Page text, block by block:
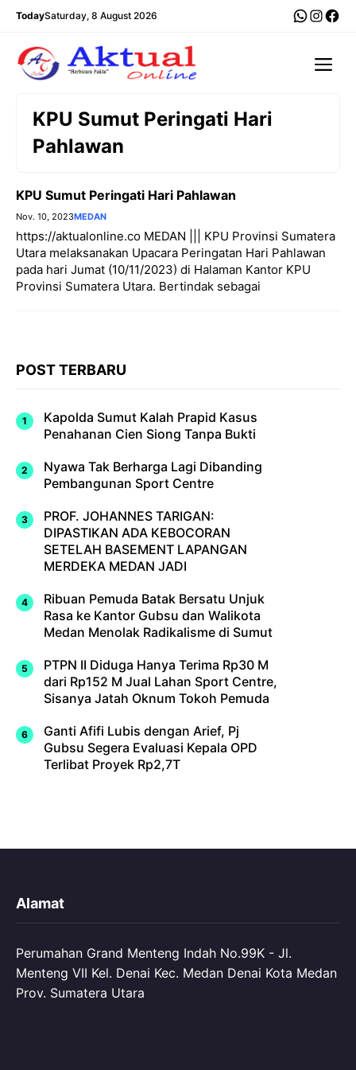
Langsung
TodaySaturday, 8 August 2026
KPU Sumut Peringati Hari
Pahlawan
KPU Sumut Peringati Hari Pahlawan
Nov. 10, 2023MEDAN
https://aktualonline.co MEDAN ||| KPU Provinsi Sumatera
Utara melaksanakan Upacara Peringatan Hari Pahlawan
pada hari Jumat (10/11/2023) di Halaman Kantor KPU
Provinsi Sumatera Utara. Bertindak sebagai
POST TERBARU
Kapolda Sumut Kalah Prapid Kasus
Penahanan Cien Siong Tanpa Bukti
Nyawa Tak Berharga Lagi Dibanding
Pembangunan Sport Centre
PROF. JOHANNES TARIGAN:
DIPASTIKAN ADA KEBOCORAN
SETELAH BASEMENT LAPANGAN
MERDEKA MEDAN JADI
Ribuan Pemuda Batak Bersatu Unjuk
Rasa ke Kantor Gubsu dan Walikota
Medan Menolak Radikalisme di Sumut
PTPN II Diduga Hanya Terima Rp30 M
dari Rp152 M Jual Lahan Sport Centre,
Sisanya Jatah Oknum Tokoh Pemuda
Ganti Afifi Lubis dengan Arief, Pj
Gubsu Segera Evaluasi Kepala OPD
Terlibat Proyek Rp2,7T
Alamat
Perumahan Grand Menteng Indah No.99K - Jl.
Menteng VII Kel. Denai Kec. Medan Denai Kota Medan
Prov. Sumatera Utara